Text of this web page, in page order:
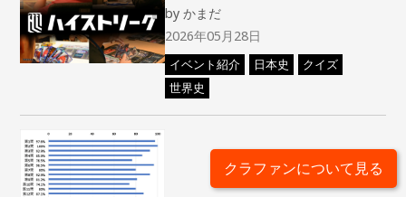
byかまだ
2026年05月28日
イベント紹介 日本史
クイズ
世界史
クラファンについて見る